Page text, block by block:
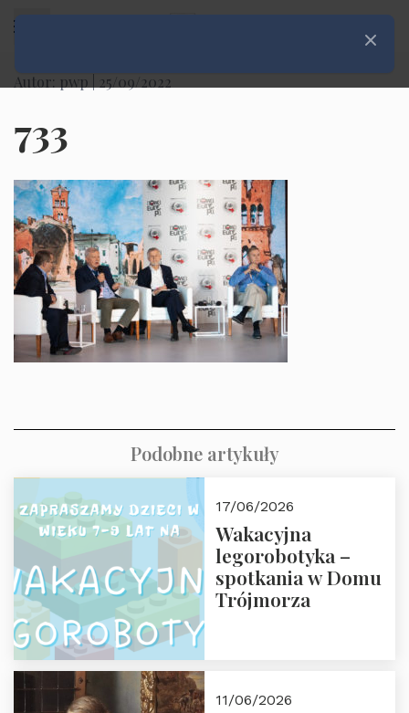
Autor: pwp | 25/09/2022
733
Podobne artykuły
17/06/2026
Wakacyjna
legorobotyka –
spotkania w Domu
Trójmorza
11/06/2026
Zamknij